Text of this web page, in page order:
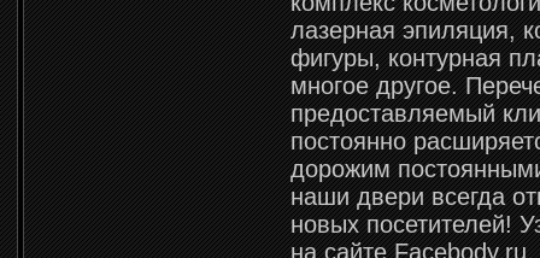
лазерная эпиляция,
фигуры, контурная
многое другое.
предоставляемый
постоянно
дорожим
наши двери всегда
новых посетителей!
на сайте Facebody.ru.